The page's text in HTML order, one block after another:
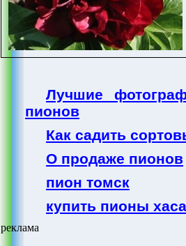
Лучшие
пионов
Как садить
О продаже пионов
пион томск
купить пионы
реклама